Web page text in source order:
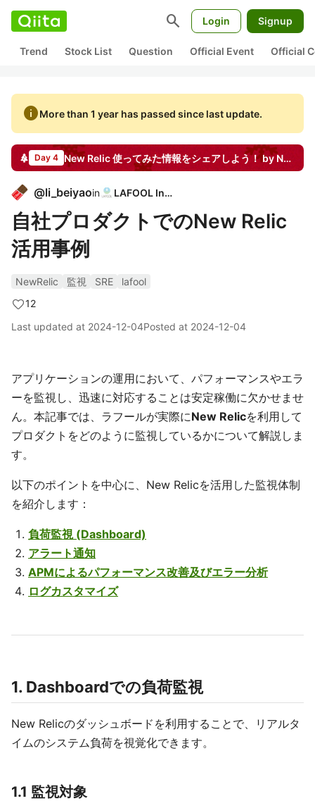
search Login Signup
Trend Stock List Question Official Event Official
infoMore than 1 year has passed since last update.
Day 4 New Relic 使ってみた情報をシェアしよう！ by New Relic
@li_beiyaoin LAFOOL Inc,
自社プロダクトでのNew Relic
活用事例
NewRelic 監視 SRE
lafool
12
Last updated at 2024-12-04Posted at 2024-12-04
アプリケーションの運用において、パフォーマンスやエラ
ーを監視し、迅速に対応することは安定稼働に欠かせませ
ん。本記事では、ラフールが実際にNew Relicを利用して
プロダクトをどのように監視しているかについて解説しま
す。
以下のポイントを中心に、New Relicを活用した監視体制
を紹介します：
負荷監視 (Dashboard)
アラート通知
APMによるパフォーマンス改善及びエラー分析
ログカスタマイズ
1. Dashboardでの負荷監視
New Relicのダッシュボードを利用することで、リアルタ
イムのシステム負荷を視覚化できます。
1.1 監視対象